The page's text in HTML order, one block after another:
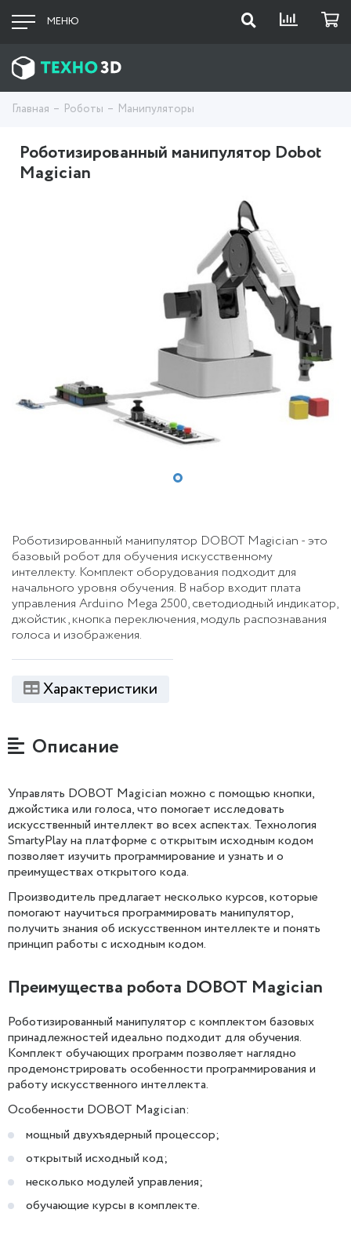
МЕНЮ
Главная Роботы Манипуляторы
Роботизированный манипулятор Dobot
Magician
Роботизированный манипулятор DOBOT Magician - это
базовый робот для обучения искусственному
интеллекту. Комплект оборудования подходит для
начального уровня обучения. В набор входит плата
управления Arduino Mega 2500, светодиодный индикатор,
джойстик, кнопка переключения, модуль распознавания
голоса и изображения.
Характеристики
Описание
Управлять DOBOT Magician можно с помощью кнопки,
джойстика или голоса, что помогает исследовать
искусственный интеллект во всех аспектах. Технология
SmartyPlay на платформе с открытым исходным кодом
позволяет изучить программирование и узнать и о
преимуществах открытого кода.
Производитель предлагает несколько курсов, которые
помогают научиться программировать манипулятор,
получить знания об искусственном интеллекте и понять
принцип работы с исходным кодом.
Преимущества робота DOBOT Magician
Роботизированный манипулятор с комплектом базовых
принадлежностей идеально подходит для обучения.
Комплект обучающих программ позволяет наглядно
продемонстрировать особенности программирования и
работу искусственного интеллекта.
Особенности DOBOT Magician:
мощный двухъядерный процессор;
открытый исходный код;
несколько модулей управления;
обучающие курсы в комплекте.